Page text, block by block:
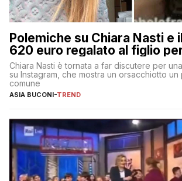
Polemiche su Chiara Nasti e
620 euro regalato al figlio
Chiara Nasti è tornata a far discutere per
su Instagram, che mostra un orsacchiotto un
comune
ASIA BUCONI-TREND